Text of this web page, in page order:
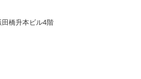
橋升本ビル4階